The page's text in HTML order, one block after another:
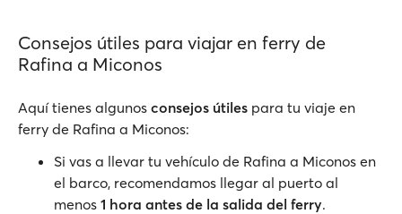
Consejos útiles para viajar en ferry de
Rafina a Miconos
Aquí tienes algunos consejos útiles para tu viaje en
ferry de Rafina a Miconos:
Si vas a llevar tu vehículo de Rafina a Miconos en
el barco, recomendamos llegar al puerto al
menos 1 hora antes de la salida del ferry.